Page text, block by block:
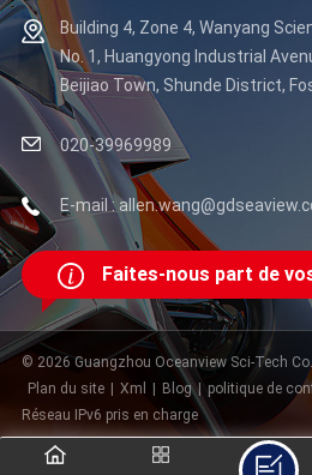
Building 4, Zone 4, Wanyang
No. 1, Huangyong Industrial
Beijiao Town, Shunde District,
020-39969989
E-mail :
Faites-nous part de
© 2026 Guangzhou Oceanview Sci-Tech
Plan du site
Xml Blog | politique de
Réseau IPv6 pris en charge